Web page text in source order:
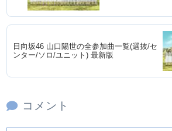
日向坂46 山口陽世の全参加曲一覧(選抜/セ
ンター/ソロ/ユニット) 最新版
コメント